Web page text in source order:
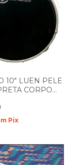
10" LUEN PELE
CORPO
Pix